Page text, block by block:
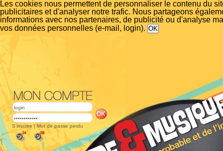
Les cookies nous permettent de personnaliser le contenu du
publicitaires et d'analyser notre trafic. Nous partageons
informations avec nos partenaires, de publicité ou d'analyse
vos données personnelles (e-mail, login).
S'inscrire | Mot de passe perdu